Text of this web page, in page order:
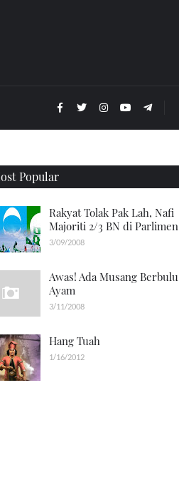
Popular
Rakyat Tolak Pak Lah, Nafi
Majoriti 2/3 BN di Parlimen
3/09/2008
Awas! Ada Musang Berbulu
Ayam
3/11/2008
Hang Tuah
1/16/2012